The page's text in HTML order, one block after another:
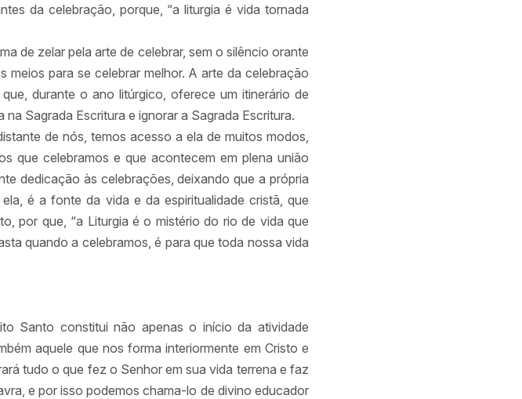
da celebração, porque, “a liturgia é vida tornada
de zelar pela arte de celebrar, sem o silêncio orante
para se celebrar melhor. A arte da celebração
durante o ano litúrgico, oferece um itinerário de
Sagrada Escritura e ignorar a Sagrada Escritura.
de nós, temos acesso a ela de muitos modos,
que celebramos e que acontecem em plena união
dedicação às celebrações, deixando que a própria
é a fonte da vida e da espiritualidade cristã, que
por que, “a Liturgia é o mistério do rio de vida que
quando a celebramos, é para que toda nossa vida
Santo constitui não apenas o início da atividade
aquele que nos forma interiormente em Cristo e
tudo o que fez o Senhor em sua vida terrena e faz
e por isso podemos chama-lo de divino educador